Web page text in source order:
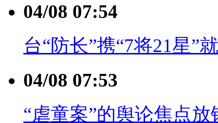
04/08 07:54
台“防长”携“7将21星”
04/08 07:53
“虐童案”的舆论焦点放